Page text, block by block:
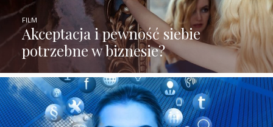
Akceptacja i pewność siebie
potrzebne w biznesie?
FILM